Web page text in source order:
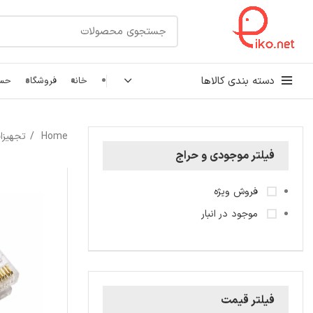
دسته بندی کالاها
کابل شبکه
خانه فروشگاه
فیلتر موجودی و حراج
فروش ویژه
موجود در انبار
فیلتر قیمت
Home